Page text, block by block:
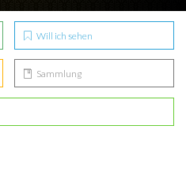
Will ich sehen
Sammlung